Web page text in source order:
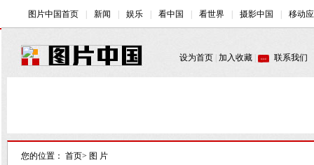
您的位置： 首页> 图 片